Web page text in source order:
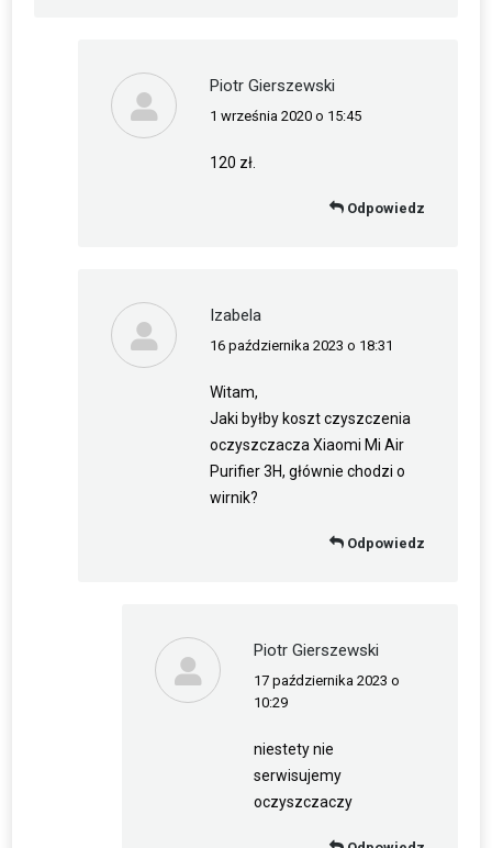
Piotr Gierszewski
napisał(a):
1 września 2020 o 15:45
120 zł.
Odpowiedz
Izabela
napisał(a):
16 października 2023 o 18:31
Witam,
Jaki byłby koszt czyszczenia
oczyszczacza Xiaomi Mi Air
Purifier 3H, głównie chodzi o
wirnik?
Odpowiedz
Piotr Gierszewski
napisał(a):
17 października 2023 o
10:29
niestety nie
serwisujemy
oczyszczaczy